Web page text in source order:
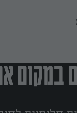
במקום